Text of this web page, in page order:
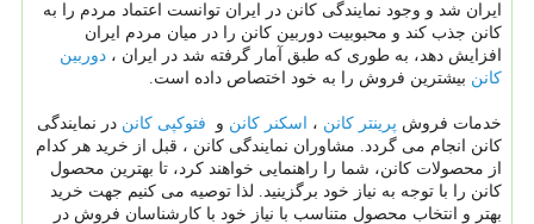
ایران شد و وجود نمایندگی کانن در ایران توانست اعتماد مردم را به
کانن جذب کند و محبوبیت دوربین کانن را در میان مردم ایران
افزایش دهد، به طوری که طبق آمار گرفته شد در ایران ، دوربین
کانن بیشترین فروش را به خود اختصاص داده است.
خدمات فروش پرینتر کانن ، اسکنر کانن و فتوکپی کانن در نمایندگی
کانن انجام می گردد. مشاوران نمایندگی کانن ، قبل از خرید هر کدام
از محصولات کانن، شما را راهنمایی خواهند کرد، تا بهترین محصول
کانن را با توجه به نیاز خود برگزینید. لذا توصیه می کنیم جهت خرید
بهتر و انتخاب محصول متناسب با نیاز خود با کارشناسان فروش در